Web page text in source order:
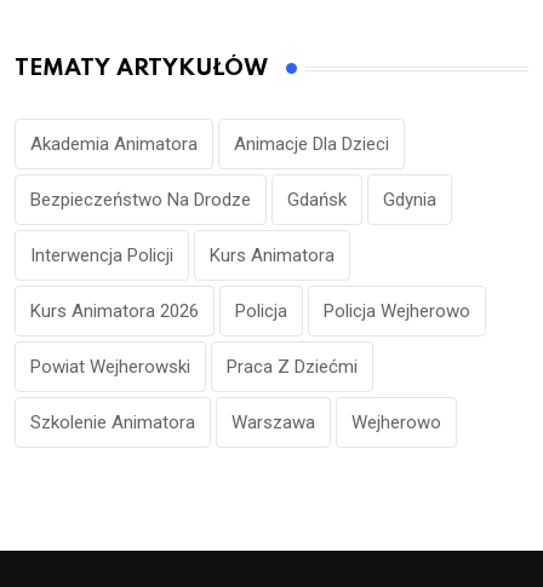
TEMATY ARTYKUŁÓW
Akademia Animatora Animacje Dla Dzieci
Bezpieczeństwo Na Drodze Gdańsk Gdynia
Interwencja Policji Kurs Animatora
Kurs Animatora 2026 Policja Policja Wejherowo
Powiat Wejherowski Praca Z Dziećmi
Szkolenie Animatora Warszawa Wejherowo